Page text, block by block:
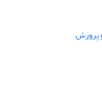
پرورش